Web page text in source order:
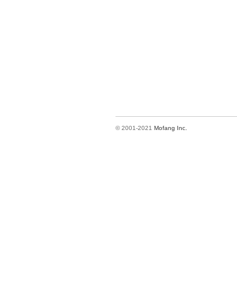
© 2001-2021 Mofang Inc.